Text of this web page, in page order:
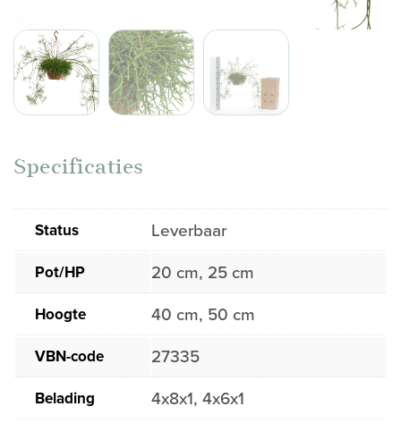
Specificaties
Status Leverbaar
Pot/HP 20 cm, 25 cm
Hoogte 40 cm, 50 cm
VBN-code 27335
Belading 4x8x1, 4x6x1